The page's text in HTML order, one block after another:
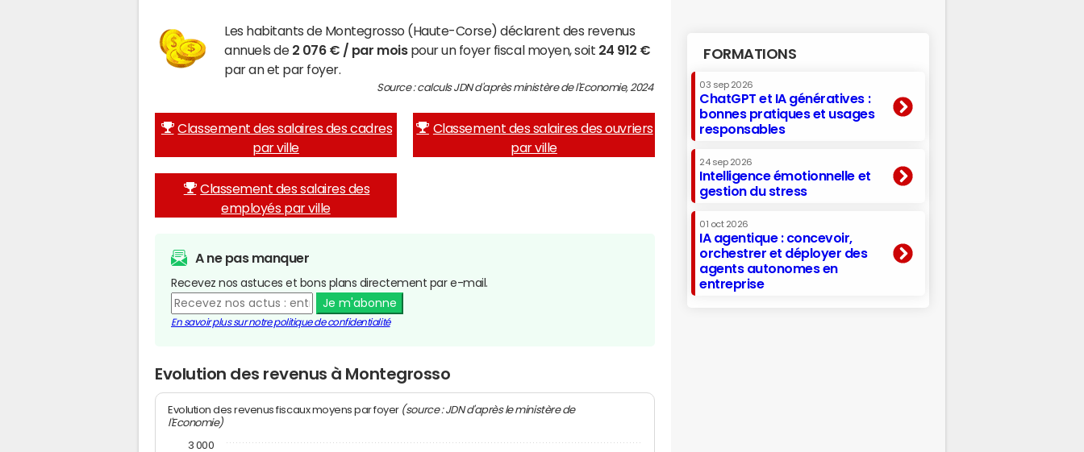
Les habitants de Montegrosso (Haute-Corse) déclarent des revenus
annuels de 2 076 € / par moispour un foyer fiscal moyen, soit 24 912 €
par an et par foyer.
Source : calculs JDN d'après ministère de l'Economie, 2024
Classement des salaires des cadres
par ville
Classement des salaires des ouvriers
par ville
Classement des salaires des
employés par ville
A ne pas manquer
Recevez nos astuces et bons plans directement par e-mail.
Je m'abonne
En savoir plus sur notre politique de confidentialité
Evolution des revenus à Montegrosso
Evolution des revenus fiscaux moyens par foyer (source : JDN d'après le ministère de
l'Economie)
3 000
FORMATIONS
03 sep 2026
ChatGPT et IA génératives :
bonnes pratiques et usages
responsables
24 sep 2026
Intelligence émotionnelle et
gestion du stress
01 oct 2026
IA agentique : concevoir,
orchestrer et déployer des
agents autonomes en
entreprise